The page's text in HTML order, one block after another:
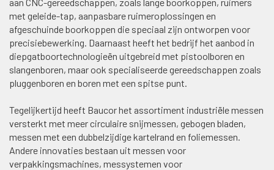
met geleide-tap, aanpasbare ruimeroplossingen en
afgeschuinde boorkoppen die speciaal zijn ontworpen voor
precisiebewerking. Daarnaast heeft het bedrijf het aanbod in
diepgatboortechnologieën uitgebreid met pistoolboren en
slangenboren, maar ook specialiseerde gereedschappen zoals
pluggenboren en boren met een spitse punt.
Tegelijkertijd heeft Baucor het assortiment industriële messen
versterkt met meer circulaire snijmessen, gebogen bladen,
messen met een dubbelzijdige kartelrand en foliemessen.
Andere innovaties bestaan uit messen voor
verpakkingsmachines, messystemen voor